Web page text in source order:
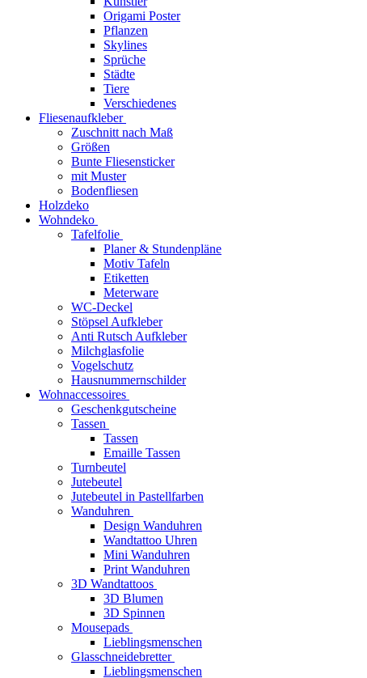
Origami Poster
Pflanzen
Skylines
Sprüche
Städte
Tiere
Verschiedenes
Fliesenaufkleber
Zuschnitt nach Maß
Größen
Bunte Fliesensticker
mit Muster
Bodenfliesen
Holzdeko
Wohndeko
Tafelfolie
Planer & Stundenpläne
Motiv Tafeln
Etiketten
Meterware
WC-Deckel
Stöpsel Aufkleber
Anti Rutsch Aufkleber
Milchglasfolie
Vogelschutz
Hausnummernschilder
Wohnaccessoires
Geschenkgutscheine
Tassen
Tassen
Emaille Tassen
Turnbeutel
Jutebeutel
Jutebeutel in Pastellfarben
Wanduhren
Design Wanduhren
Wandtattoo Uhren
Mini Wanduhren
Print Wanduhren
3D Wandtattoos
3D Blumen
3D Spinnen
Mousepads
Lieblingsmenschen
Glasschneidebretter
Lieblingsmenschen